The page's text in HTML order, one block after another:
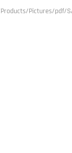
Pictures/pdf/